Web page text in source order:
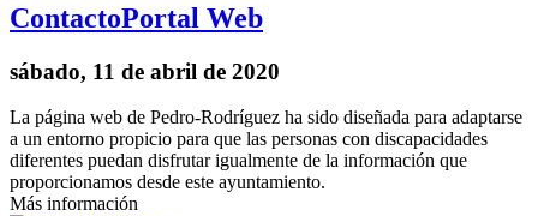
ContactoPortal Web
sábado, 11 de abril de 2020
La página web de Pedro-Rodríguez ha sido diseñada para adaptarse
a un entorno propicio para que las personas con discapacidades
diferentes puedan disfrutar igualmente de la información que
proporcionamos desde este ayuntamiento.
Más información